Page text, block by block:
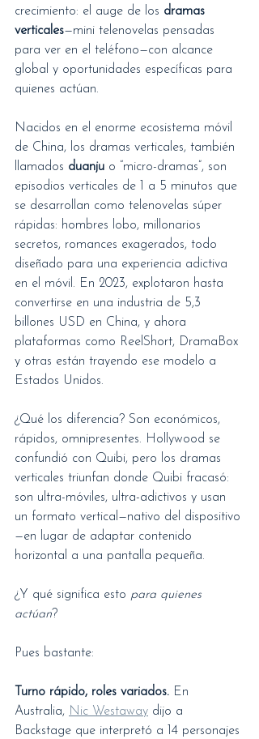
crecimiento: el auge de los dramas
verticales—mini telenovelas pensadas
para ver en el teléfono—con alcance
global y oportunidades específicas para
quienes actúan.
Nacidos en el enorme ecosistema móvil
de China, los dramas verticales, también
llamados duanju o “micro-dramas”, son
episodios verticales de 1 a 5 minutos que
se desarrollan como telenovelas súper
rápidas: hombres lobo, millonarios
secretos, romances exagerados, todo
diseñado para una experiencia adictiva
en el móvil. En 2023, explotaron hasta
convertirse en una industria de 5,3
billones USD en China, y ahora
plataformas como ReelShort, DramaBox
y otras están trayendo ese modelo a
Estados Unidos.
¿Qué los diferencia? Son económicos,
rápidos, omnipresentes. Hollywood se
confundió con Quibi, pero los dramas
verticales triunfan donde Quibi fracasó:
son ultra-móviles, ultra-adictivos y usan
un formato vertical—nativo del dispositivo
—en lugar de adaptar contenido
horizontal a una pantalla pequeña.
¿Y qué significa esto para quienes
actúan?
Pues bastante:
Turno rápido, roles variados. En
Australia, Nic Westaway dijo a
Backstage que interpretó a 14 personajes